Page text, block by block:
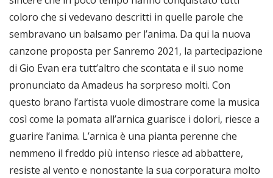
coloro che si vedevano descritti in quelle parole che
sembravano un balsamo per l’anima. Da qui la nuova
canzone proposta per Sanremo 2021, la partecipazione
di Gio Evan era tutt’altro che scontata e il suo nome
pronunciato da Amadeus ha sorpreso molti. Con
questo brano l’artista vuole dimostrare come la musica
così come la pomata all’arnica guarisce i dolori, riesce a
guarire l’anima. L’arnica è una pianta perenne che
nemmeno il freddo più intenso riesce ad abbattere,
resiste al vento e nonostante la sua corporatura molto